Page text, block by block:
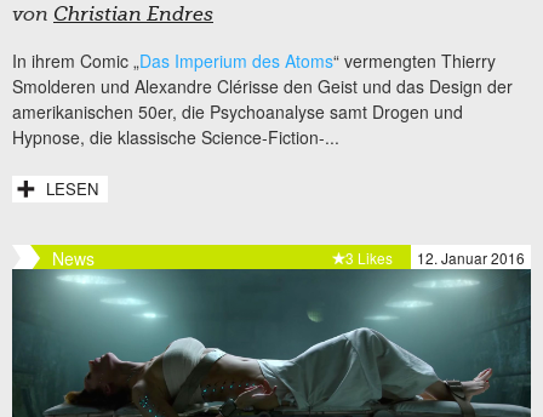
von Christian Endres
In ihrem Comic „Das Imperium des Atoms“ vermengten Thierry
Smolderen und Alexandre Clérisse den Geist und das Design der
amerikanischen 50er, die Psychoanalyse samt Drogen und
Hypnose, die klassische Science-Fiction-...
LESEN
News 12. Januar 2016
3 Likes